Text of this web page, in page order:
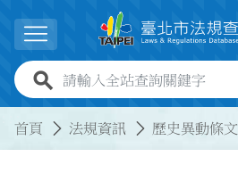
展開選單
全站查詢關鍵字欄位
首頁 法規資訊 歷史異動條文